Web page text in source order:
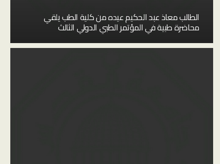
الطالب معاذ عبد الحكيم عيده من كلية الطب يلقي
محاضرة طبية في المؤتمر الطبي الدولي الثالث